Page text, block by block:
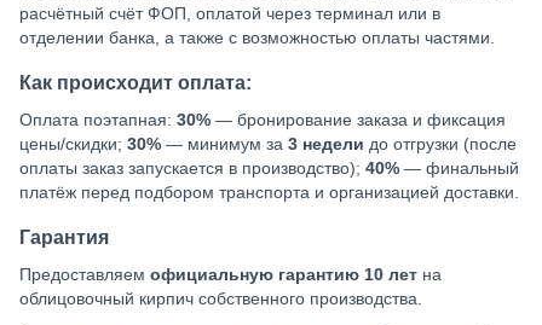
расчётный счёт ФОП, оплатой через терминал или в
отделении банка, а также с возможностью оплаты частями.
Как происходит оплата:
Оплата поэтапная: 30% — бронирование заказа и фиксация
цены/скидки; 30% — минимум за 3 недели до отгрузки (после
оплаты заказ запускается в производство); 40% — финальный
платёж перед подбором транспорта и организацией доставки.
Гарантия
Предоставляем официальную гарантию 10 лет на
облицовочный кирпич собственного производства.